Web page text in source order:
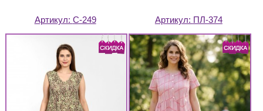
Артикул: С-249 Артикул: ПЛ-374